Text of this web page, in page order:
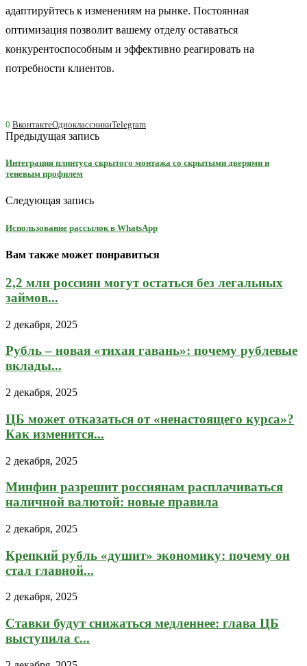
адаптируйтесь к изменениям на рынке. Постоянная
оптимизация позволит вашему отделу оставаться
конкурентоспособным и эффективно реагировать на
потребности клиентов.
0 ВконтактеОдноклассникиTelegram
Предыдущая запись
Интеграция плинтуса скрытого монтажа со скрытыми дверями и
теневым профилем
Следующая запись
Использование рассылок в WhatsApp
Вам также может понравиться
2,2 млн россиян могут остаться без легальных
займов...
2 декабря, 2025
Рубль – новая «тихая гавань»: почему рублевые
вклады...
2 декабря, 2025
ЦБ может отказаться от «ненастоящего курса»?
Как изменится...
2 декабря, 2025
Минфин разрешит россиянам расплачиваться
наличной валютой: новые правила
2 декабря, 2025
Крепкий рубль «душит» экономику: почему он
стал главной...
2 декабря, 2025
Ставки будут снижаться медленнее: глава ЦБ
выступила с...